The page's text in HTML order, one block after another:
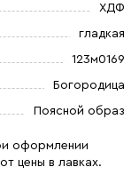
ХДФ
гладкая
123м0169
Богородица
Поясной образ
оформлении
цены в лавках.